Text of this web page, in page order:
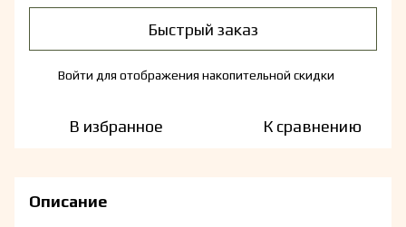
Быстрый заказ
Войти для отображения накопительной скидки
В избранное К сравнению
Описание